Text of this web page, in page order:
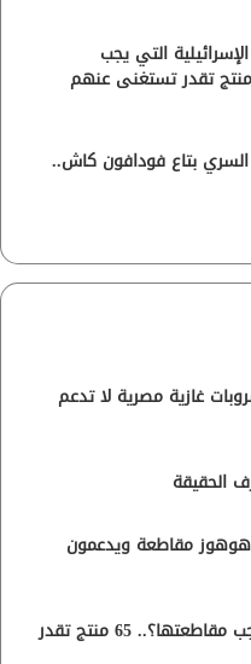
التي يجب
السري بتاع فودافون كاش..
غازية مصرية لا تدعم
مقاطعة ويدعمون
ما هي المنتجات الإسرائيلية التي يجب مقاطعتها؟.. 65 منتج تقدر